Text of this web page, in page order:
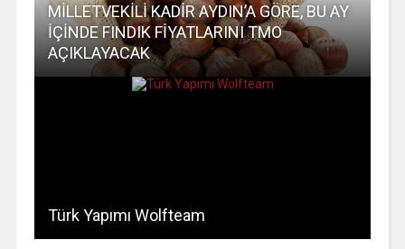
MİLLETVEKİLİ KADİR AYDIN’A GÖRE, BU AY
İÇİNDE FINDIK FİYATLARINI TMO
AÇIKLAYACAK
Türk Yapımı Wolfteam